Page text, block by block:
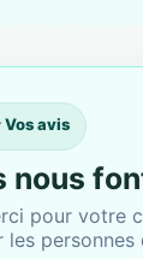
Vos avis
nous
pour votre
les personnes